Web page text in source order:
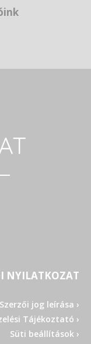
NYILATKOZAT
Szerzői jog leírása ›
Tájékoztató ›
Süti beállítások ›